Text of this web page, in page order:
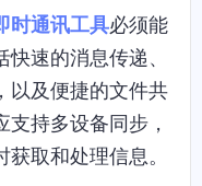
时通讯工具必须能
速的消息传递、
以及便捷的文件共
持多设备同步，
取和处理信息。